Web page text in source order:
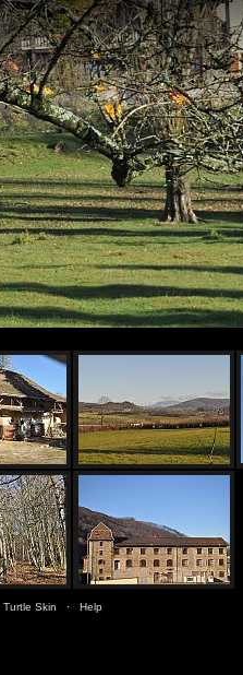
Turtle Skin · Help